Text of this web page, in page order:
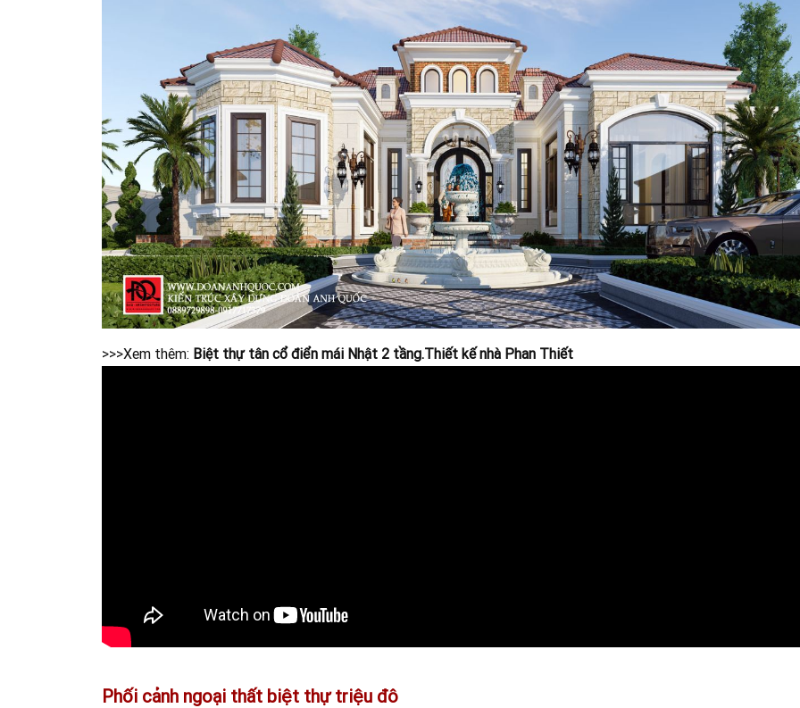
>>>Xem thêm: Biệt thự tân cổ điển mái Nhật 2 tầng.Thiết kế nhà Phan Thiết
Phối cảnh ngoại thất biệt thự triệu đô